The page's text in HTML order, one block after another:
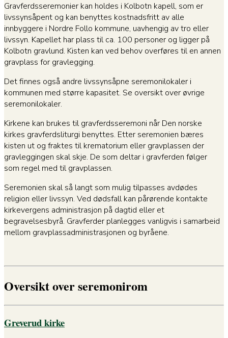
Gravferdsseremonier kan holdes i Kolbotn kapell, som er
livssynsåpent og kan benyttes kostnadsfritt av alle
innbyggere i Nordre Follo kommune, uavhengig av tro eller
livssyn. Kapellet har plass til ca. 100 personer og ligger på
Kolbotn gravlund. Kisten kan ved behov overføres til en annen
gravplass for gravlegging.
Det finnes også andre livssynsåpne seremonilokaler i
kommunen med større kapasitet. Se oversikt over øvrige
seremonilokaler.
Kirkene kan brukes til gravferdsseremoni når Den norske
kirkes gravferdsliturgi benyttes. Etter seremonien bæres
kisten ut og fraktes til krematorium eller gravplassen der
gravleggingen skal skje. De som deltar i gravferden følger
som regel med til gravplassen.
Seremonien skal så langt som mulig tilpasses avdødes
religion eller livssyn. Ved dødsfall kan pårørende kontakte
kirkevergens administrasjon på dagtid eller et
begravelsesbyrå. Gravferder planlegges vanligvis i samarbeid
mellom gravplassadministrasjonen og byråene.
Oversikt over seremonirom
Greverud kirke